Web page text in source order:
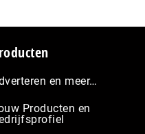
en meer…
Producten en